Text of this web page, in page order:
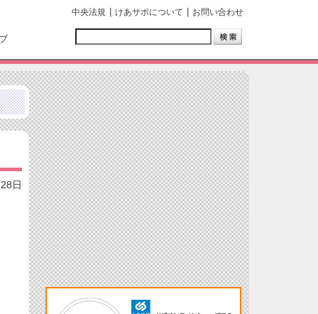
中央法規 けあサポについて お問い合わせ
日